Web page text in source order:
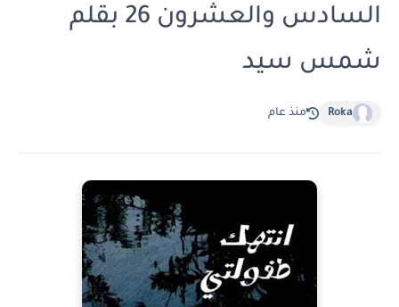
السادس والعشرون 26 بقلم
شمس سيد
Roka منذ عام